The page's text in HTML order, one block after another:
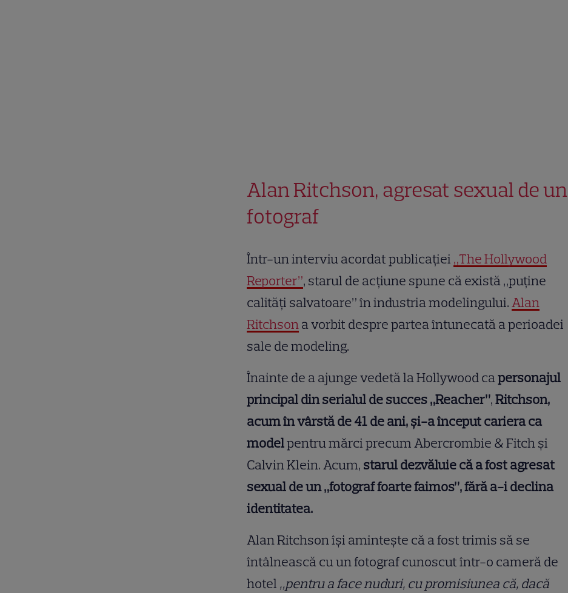
Alan Ritchson, agresat sexual de un
fotograf
Într-un interviu acordat publicației „The Hollywood
Reporter”, starul de acțiune spune că există „puține
calități salvatoare” în industria modelingului.Alan
Ritchsona vorbit despre partea întunecată a perioadei
sale de modeling.
Înainte de a ajunge vedetă la Hollywood capersonajul
principal din serialul de succes „Reacher”,Ritchson,
acum în vârstă de 41 de ani, și-a început cariera ca
modelpentru mărci precum Abercrombie & Fitch și
Calvin Klein. Acum, starul dezvăluie că a fost agresat
sexual de un „fotograf foarte faimos”, fără a-i declina
identitatea.
Alan Ritchson își amintește că a fost trimis să se
întâlnească cu un fotograf cunoscut într-o cameră de
hotel „pentru a face nuduri, cu promisiunea că, dacă